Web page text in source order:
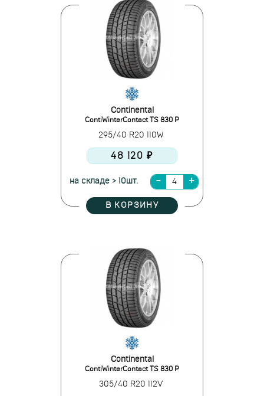
Continental
ContiWinterContact TS 830 P
295/40 R20 110W
48 120 ₽
на складе > 10шт.
В КОРЗИНУ
Continental
ContiWinterContact TS 830 P
305/40 R20 112V